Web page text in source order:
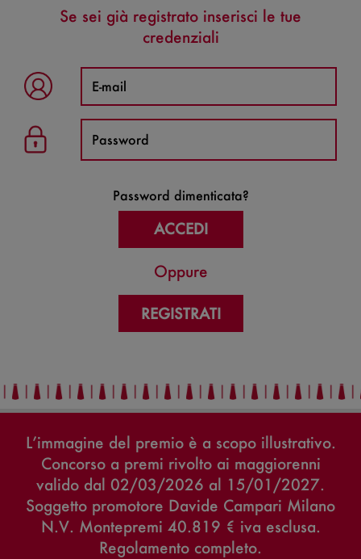
Se sei già registrato inserisci le tue
credenziali
Password dimenticata?
Oppure
REGISTRATI
L’immagine del premio è a scopo illustrativo.
Concorso a premi rivolto ai maggiorenni
valido dal 02/03/2026 al 15/01/2027.
Soggetto promotore Davide Campari Milano
N.V. Montepremi 40.819 € iva esclusa.
Regolamento completo.